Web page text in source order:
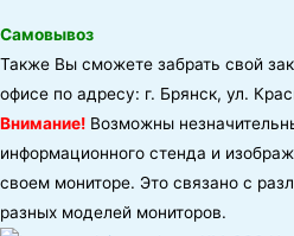
Самовывоз
Также Вы сможете забрать свой
офисе по адресу: г. Брянск, ул.
Внимание! Возможны
информационного стенда и
своем мониторе. Это связано с
разных моделей мониторов.